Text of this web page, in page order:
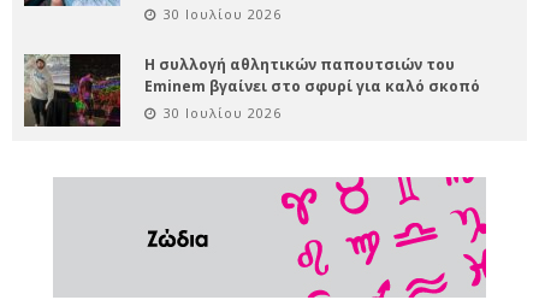
30 Ιουλίου 2026
Η συλλογή αθλητικών παπουτσιών του
Eminem βγαίνει στο σφυρί για καλό σκοπό
30 Ιουλίου 2026